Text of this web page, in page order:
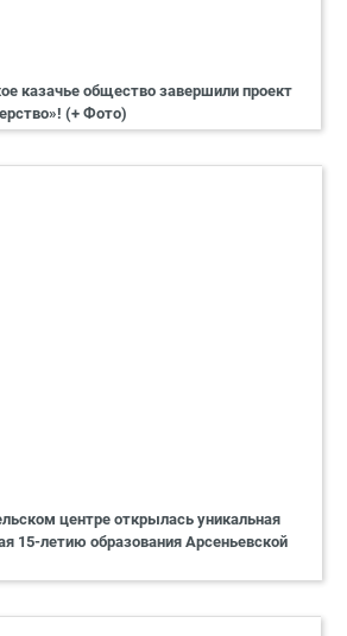
казачье общество завершили проект
(+ Фото)
центре открылась уникальная
15-летию образования Арсеньевской